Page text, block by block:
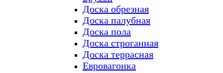
Доска обрезная
Доска палубная
Доска пола
Доска строганная
Доска террасная
Евровагонка